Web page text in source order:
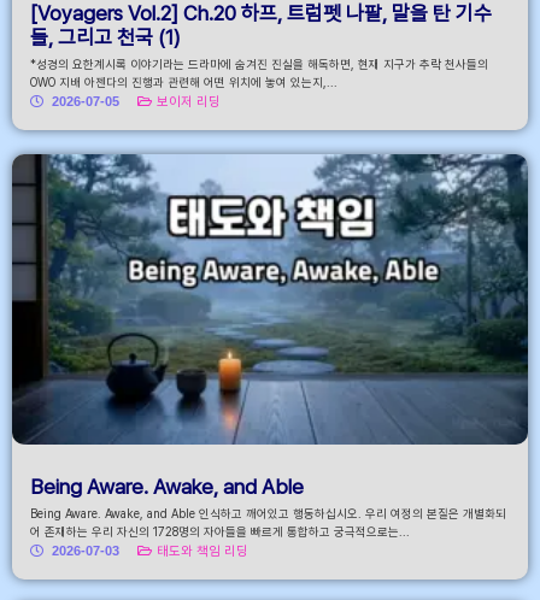
[Voyagers Vol.2] Ch.20 하프, 트럼펫 나팔, 말을 탄 기수
들, 그리고 천국 (1)
*성경의 요한계시록 이야기라는 드라마에 숨겨진 진실을 해독하면, 현재 지구가 추락 천사들의
OWO 지배 아젠다의 진행과 관련해 어떤 위치에 놓여 있는지,...
2026-07-05
보이저 리딩
Being Aware. Awake, and Able
Being Aware. Awake, and Able 인식하고 깨어있고 행동하십시오. 우리 여정의 본질은 개별화되
어 존재하는 우리 자신의 1728명의 자아들을 빠르게 통합하고 궁극적으로는...
2026-07-03
태도와 책임 리딩